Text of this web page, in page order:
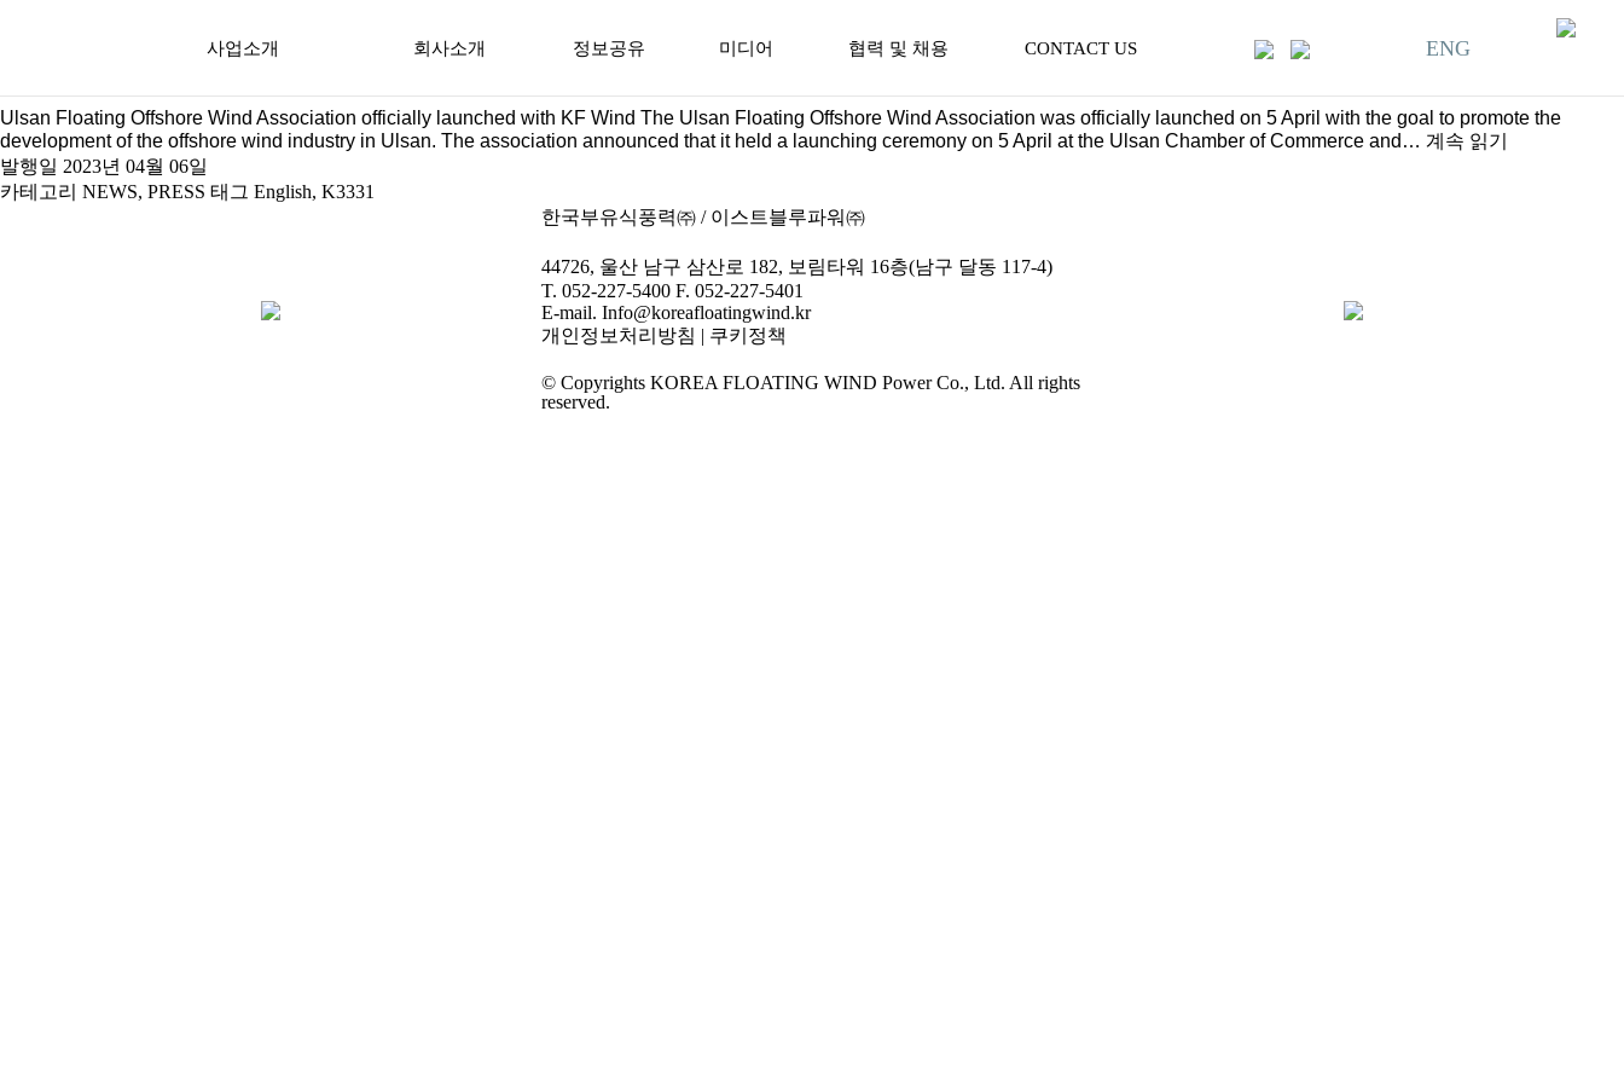
사업소개
KFW 및 EBP 프로젝트
지역정보
회사소개
주주사 소개
정보공유 미디어
뉴스
협력 및 채용
협력업체 등록
CONTACT US ENG
Ulsan Floating Offshore Wind Association officially launched with KF Wind
Ulsan Floating Offshore Wind Association officially launched with KF Wind The Ulsan Floating Offshore Wind Association was officially launched on 5 April with the goal to promote the
development of the offshore wind industry in Ulsan. The association announced that it held a launching ceremony on 5 April at the Ulsan Chamber of Commerce and… 계속 읽기
발행일 2023년 04월 06일
카테고리 NEWS, PRESS 태그 English, K3331
한국부유식풍력㈜ / 이스트블루파워㈜
44726, 울산 남구 삼산로 182, 보림타워 16층(남구 달동 117-4)
T. 052-227-5400 F. 052-227-5401
E-mail. Info@koreafloatingwind.kr
개인정보처리방침 | 쿠키정책
© Copyrights KOREA FLOATING WIND Power Co., Ltd. All rights
reserved.